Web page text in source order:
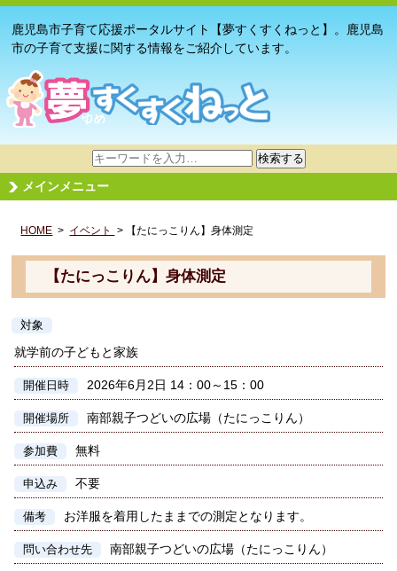
鹿児島市子育て応援ポータルサイト【夢すくすくねっと】。鹿児島
市の子育て支援に関する情報をご紹介しています。
サ
イ
ト
検
検索する
メインメニュー
HOME > イベント > 【たにっこりん】身体測定
【たにっこりん】身体測定
対象
就学前の子どもと家族
開催日時 2026年6月2日 14：00～15：00
開催場所 南部親子つどいの広場（たにっこりん）
参加費 無料
申込み 不要
備考 お洋服を着用したままでの測定となります。
問い合わせ先 南部親子つどいの広場（たにっこりん）